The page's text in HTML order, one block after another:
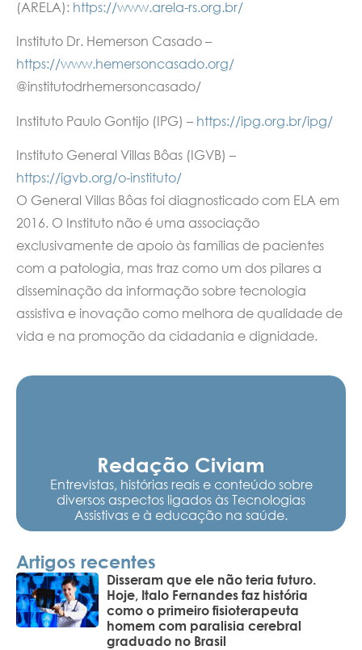
(ARELA): https://www.arela-rs.org.br/
Instituto Dr. Hemerson Casado –
https://www.hemersoncasado.org/
@institutodrhemersoncasado/
Instituto Paulo Gontijo (IPG) – https://ipg.org.br/ipg/
Instituto General Villas Bôas (IGVB) –
https://igvb.org/o-instituto/
O General Villas Bôas foi diagnosticado com ELA em
2016. O Instituto não é uma associação
exclusivamente de apoio às famílias de pacientes
com a patologia, mas traz como um dos pilares a
disseminação da informação sobre tecnologia
assistiva e inovação como melhora de qualidade de
vida e na promoção da cidadania e dignidade.
Redação Civiam
Entrevistas, histórias reais e conteúdo sobre
diversos aspectos ligados às Tecnologias
Assistivas e à educação na saúde.
Artigos recentes
Disseram que ele não teria futuro.
Hoje, Italo Fernandes faz história
como o primeiro fisioterapeuta
homem com paralisia cerebral
graduado no Brasil